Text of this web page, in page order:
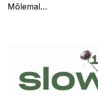
Mõlemal…